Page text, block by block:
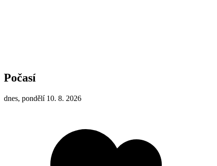
Počasí
dnes, pondělí 10. 8. 2026